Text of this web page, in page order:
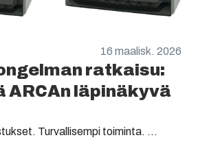
16 maalisk. 2026
ratkaisu:
läpinäkyvä
Turvallisempi toiminta. ...